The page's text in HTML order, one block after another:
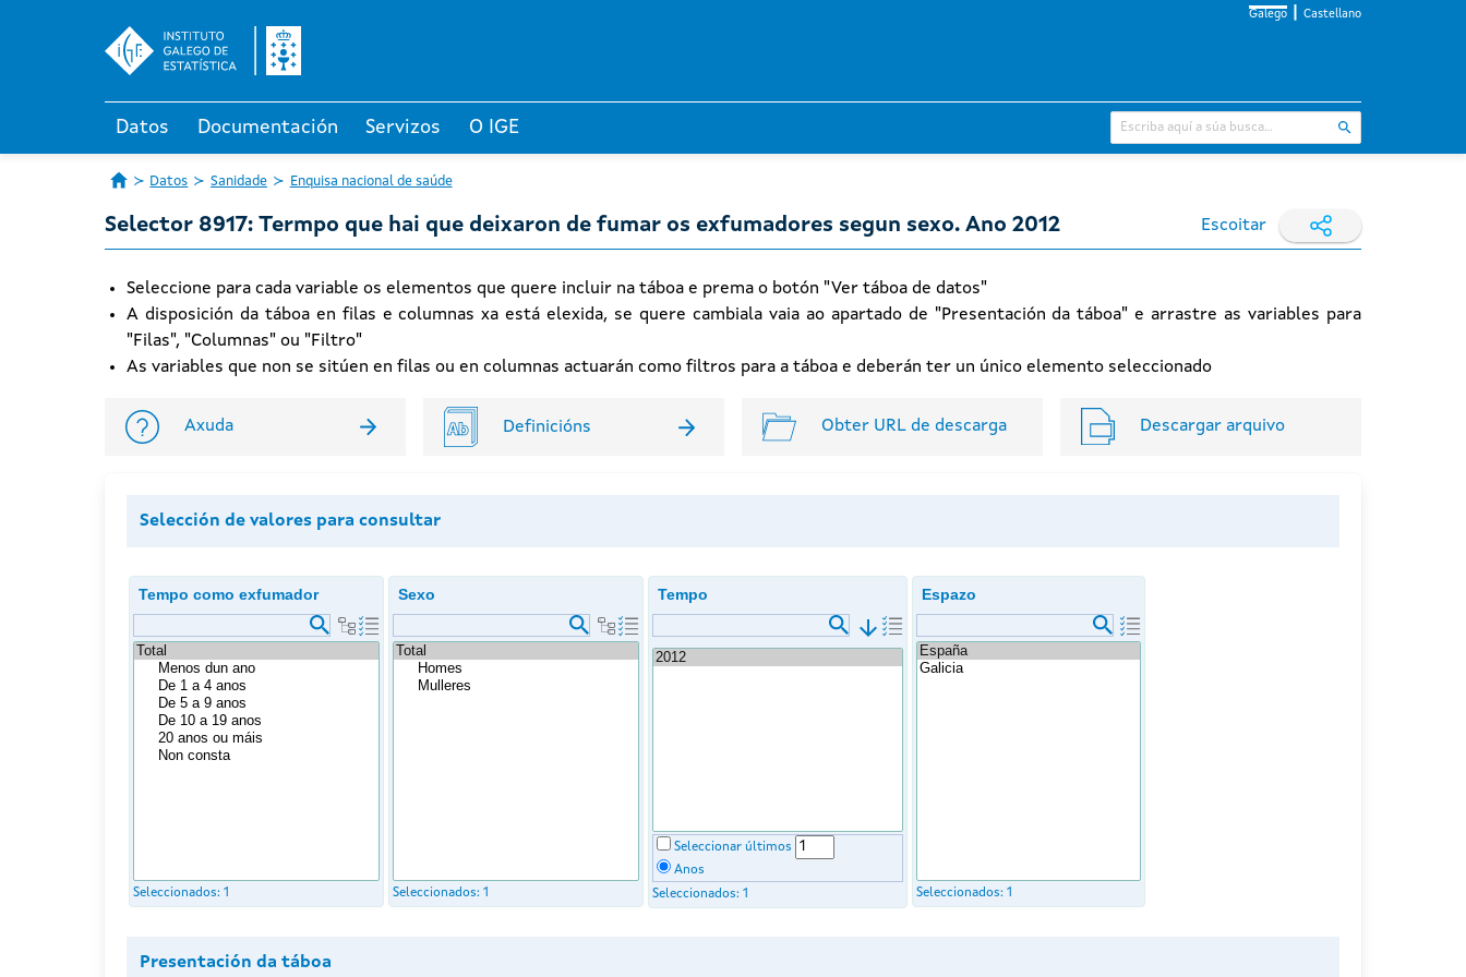
Galego Castellano
Datos Documentación Servizos O IGE
Datos Sanidade Enquisa nacional de saúde
Selector 8917: Termpo que hai que deixaron de fumar os exfumadores segun sexo. Ano 2012 Escoitar
Seleccione para cada variable os elementos que quere incluir na táboa e prema o botón "Ver táboa de datos"
A disposición da táboa en filas e columnas xa está elexida, se quere cambiala vaia ao apartado de "Presentación da táboa" e arrastre as variables para
"Filas", "Columnas" ou "Filtro"
As variables que non se sitúen en filas ou en columnas actuarán como filtros para a táboa e deberán ter un único elemento seleccionado
Axuda Definicións Obter URL de descarga Descargar arquivo
Selección de valores para consultar
Tempo como exfumador
Seleccionados: 1
Sexo
Seleccionados: 1
Tempo
arrow_downward
Seleccionar últimos
Anos
Seleccionados: 1
Espazo
Seleccionados: 1
Presentación da táboa